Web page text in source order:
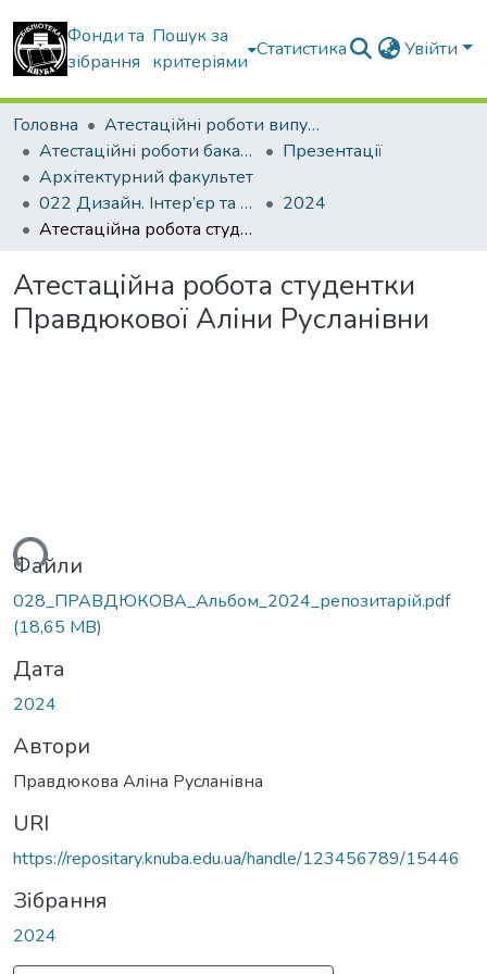
Фонди та
зібрання
Пошук за
критеріями
Статистика Увійти
Головна
Атестаційні роботи випускників
Атестаційні роботи бакалаврів
Презентації
Архітектурний факультет
022 Дизайн. Інтер’єр та обладнання
2024
Атестаційна робота студентки Правдюкової Аліни Русланівни
Атестаційна робота студентки
Правдюкової Аліни Русланівни
Файли
028_ПРАВДЮКОВА_Альбом_2024_репозитарій.pdf
(18,65 MB)
Дата
2024
Автори
Правдюкова Аліна Русланівна
URI
https://repositary.knuba.edu.ua/handle/123456789/15446
Зібрання
2024